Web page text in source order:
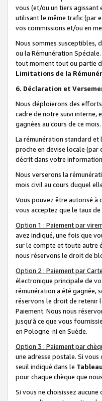
vous (et/ou un tiers agissant
utilisant le même trafic (par
vos commissions et/ou en
Nous sommes susceptibles,
ou la Rémunération
tout moment tout ou partie
Limitations de la
6. Déclaration et
Nous déploierons des
cadre de notre suivi interne,
gagnées au cours de ce mois.
La rémunération standard et
proche en devise locale (par
décrit dans votre
Nous verserons la
mois civil au cours duquel
Vous pouvez être autorisé à
vous acceptez que le taux
Option 1 : Paiement par
avez indiqué, une fois que
sur le compte et toute autre
nous réservons le droit de
Option 2 : Paiement par
électronique principale de
rémunération a été gagnée,
réservons le droit de retenir
Paiement. Nous nous
jusqu'à ce que vous
en Pologne ni en Suède.
Option 3 : Paiement par
une adresse postale. Si
seuil indiqué dans le
pour chaque chèque que
Si vous ne choisissez